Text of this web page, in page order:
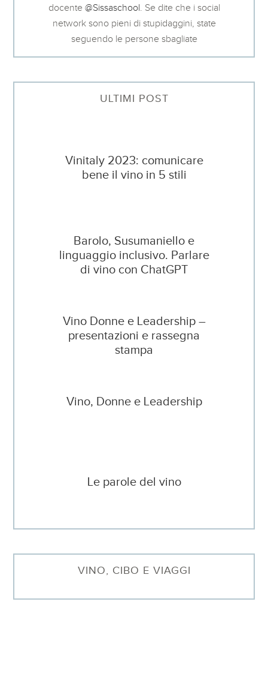
docente @Sissaschool. Se dite che i social
network sono pieni di stupidaggini, state
seguendo le persone sbagliate
ULTIMI POST
Vinitaly 2023: comunicare
bene il vino in 5 stili
Barolo, Susumaniello e
linguaggio inclusivo. Parlare
di vino con ChatGPT
Vino Donne e Leadership –
presentazioni e rassegna
stampa
Vino, Donne e Leadership
Le parole del vino
VINO, CIBO E VIAGGI